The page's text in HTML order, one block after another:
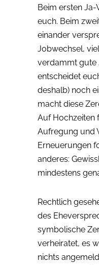
Beim ersten
euch. Beim
einander
Jobwechsel,
verdammt gute
entscheidet
deshalb) noch
macht diese
Auf Hochzeiten
Aufregung und
Erneuerungen
anderes:
mindestens
Rechtlich
des
symbolische
verheiratet, es
nichts